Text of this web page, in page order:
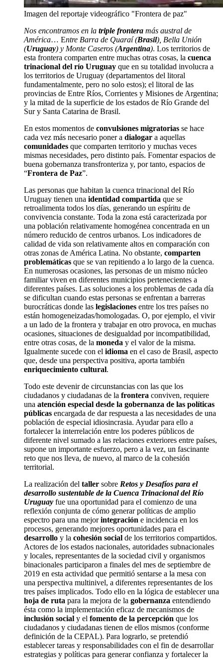
Imagen del reportaje videográfico "Frontera de paz"
Nos encontramos en la triple frontera más austral de
América… Entre Barra de Quaraí (Brasil), Bella Unión
(Uruguay) y Monte Caseros (Argentina). Los territorios de
esta frontera comparten entre muchas otras cosas, la cuenca
trinacional del río Uruguay que en su totalidad involucra a
los territorios de Uruguay (departamentos del litoral
fundamentalmente, pero no solo estos); el litoral de las
provincias de Entre Ríos, Corrientes y Misiones de Argentina;
y la mitad de la superficie de los estados de Río Grande del
Sur y Santa Catarina de Brasil.
En estos momentos de convulsiones migratorias se hace
cada vez más necesario poner a dialogar a aquellas
comunidades que comparten territorio y muchas veces
mismas necesidades, pero distinto país. Fomentar espacios de
buena gobernanza transfronteriza y, por tanto, espacios de
“Frontera de Paz”.
Las personas que habitan la cuenca trinacional del Río
Uruguay tienen una identidad compartida que se
retroalimenta todos los días, generando un espíritu de
convivencia constante. Toda la zona está caracterizada por
una población relativamente homogénea concentrada en un
número reducido de centros urbanos. Los indicadores de
calidad de vida son relativamente altos en comparación con
otras zonas de América Latina. No obstante, comparten
problemáticas que se van repitiendo a lo largo de la cuenca.
En numerosas ocasiones, las personas de un mismo núcleo
familiar viven en diferentes municipios pertenecientes a
diferentes países. Las soluciones a los problemas de cada día
se dificultan cuando estas personas se enfrentan a barreras
burocráticas donde las legislaciones entre los tres países no
están homogeneizadas/homologadas. O, por ejemplo, el vivir
a un lado de la frontera y trabajar en otro provoca, en muchas
ocasiones, situaciones de desigualdad por incompatibilidad,
entre otras cosas, de la moneda y el valor de la misma.
Igualmente sucede con el idioma en el caso de Brasil, aspecto
que, desde una perspectiva positiva, aporta también
enriquecimiento cultural.
Todo este devenir de circunstancias con las que los
ciudadanos y ciudadanas de la frontera conviven, requiere
una atención especial desde la gobernanza de las políticas
públicas encargada de dar respuesta a las necesidades de una
población de especial idiosincrasia. Ayudar para ello a
fortalecer la interrelación entre los poderes públicos de
diferente nivel sumado a las relaciones exteriores entre países,
supone un importante esfuerzo, pero a la vez, un fascinante
reto que nos lleva, de nuevo, al marco de la cohesión
territorial.
La realización del taller sobre Retos y Desafíos para el
desarrollo sustentable de la Cuenca Trinacional del Río
Uruguay fue una oportunidad para el comienzo de una
reflexión conjunta de cómo generar políticas de amplio
espectro para una mejorintegración e incidencia en los
procesos, generando mejores oportunidades para el
desarrollo y la cohesión social de los territorios compartidos.
Actores de los estados nacionales, autoridades subnacionales
y locales, representantes de la sociedad civil y organismos
binacionales participaron a finales del mes de septiembre de
2019 en esta actividad que permitió sentarse a la mesa con
una perspectiva multinivel, a diferentes representantes de los
tres países implicados. Todo ello en la lógica de establecer una
hoja de ruta para la mejora de la gobernanza entendiendo
ésta como la implementación eficaz de mecanismos de
inclusión social y el fomento de la percepción que los
ciudadanos y ciudadanas tienen de ellos mismos (conforme
definición de la CEPAL). Para lograrlo, se pretendió
establecer tareas y responsabilidades con el fin de desarrollar
estrategias y políticas para generar confianza y fortalecer la